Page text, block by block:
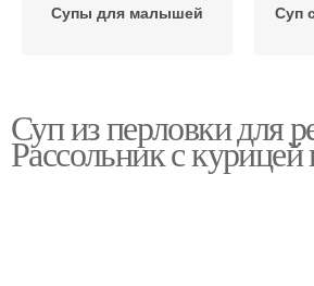
Супы для малышей Суп
рыбный суп
Суп из перловки для
Рассольник с